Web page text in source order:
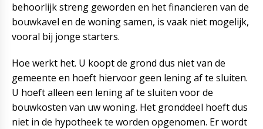
behoorlijk streng geworden en het financieren van de
bouwkavel en de woning samen, is vaak niet mogelijk,
vooral bij jonge starters.
Hoe werkt het. U koopt de grond dus niet van de
gemeente en hoeft hiervoor geen lening af te sluiten.
U hoeft alleen een lening af te sluiten voor de
bouwkosten van uw woning. Het gronddeel hoeft dus
niet in de hypotheek te worden opgenomen. Er wordt